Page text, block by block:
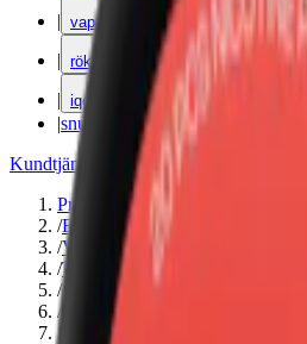
| vape
| rökning
| iqos
|snuskuriren
Kundtjänst
Varumärken
Produkter
/Fix
/Vitt snus
/Torr Portion
/Slim
/
/